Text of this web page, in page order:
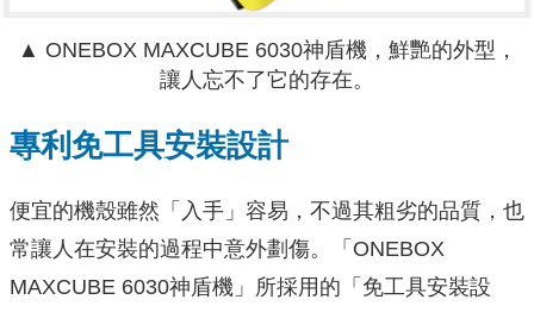
▲ ONEBOX MAXCUBE 6030神盾機，鮮艷的外型，
讓人忘不了它的存在。
專利免工具安裝設計
便宜的機殼雖然「入手」容易，不過其粗劣的品質，也
常讓人在安裝的過程中意外劃傷。「ONEBOX
MAXCUBE 6030神盾機」所採用的「免工具安裝設